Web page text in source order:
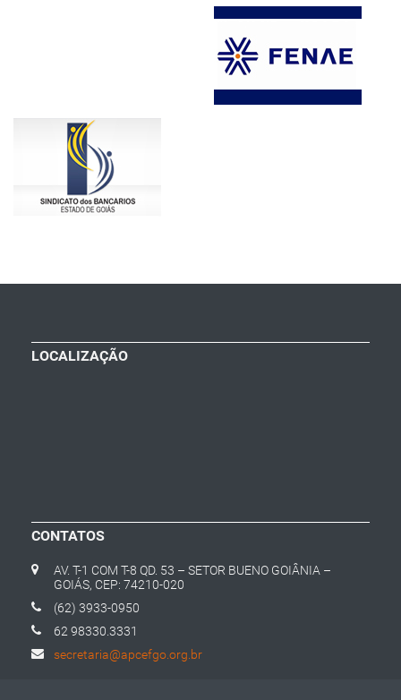
LOCALIZAÇÃO
CONTATOS
AV. T-1 COM T-8 QD. 53 – SETOR BUENO GOIÂNIA –
GOIÁS, CEP: 74210-020
(62) 3933-0950
62 98330.3331
secretaria@apcefgo.org.br